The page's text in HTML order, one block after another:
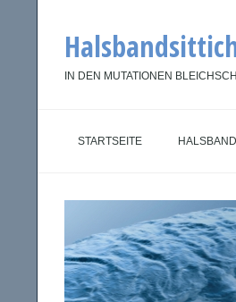
IN DEN MUTATIONEN
STARTSEITE